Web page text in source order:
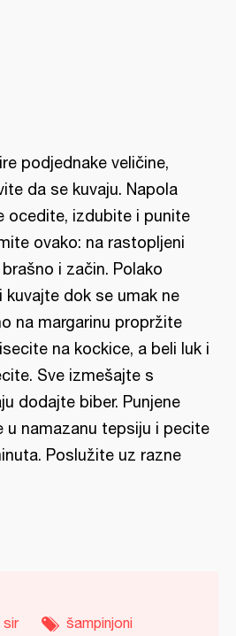
podjednake veličine,
da se kuvaju. Napola
ocedite, izdubite i punite
ovako: na rastopljeni
i začin. Polako
kuvajte dok se umak ne
na margarinu propržite
na kockice, a beli luk i
Sve izmešajte s
dodajte biber. Punjene
u namazanu tepsiju i pecite
Poslužite uz razne
sir
šampinjoni